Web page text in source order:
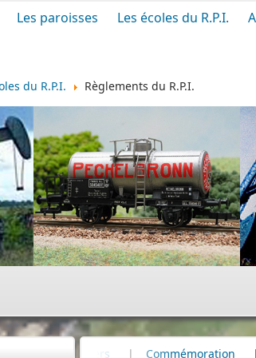
Les paroisses Les écoles du R.P.I.
du R.P.I. Règlements du R.P.I.
Commémoration | 80e anniversaire